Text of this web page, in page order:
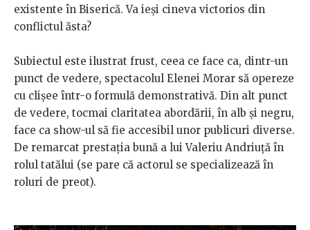
existente în Biserică. Va ieşi cineva victorios din
conflictul ăsta?
Subiectul este ilustrat frust, ceea ce face ca, dintr-un
punct de vedere, spectacolul Elenei Morar să opereze
cu clişee într-o formulă demonstrativă. Din alt punct
de vedere, tocmai claritatea abordării, în alb şi negru,
face ca show-ul să fie accesibil unor publicuri diverse.
De remarcat prestaţia bună a lui Valeriu Andriuţă în
rolul tatălui (se pare că actorul se specializează în
roluri de preot).